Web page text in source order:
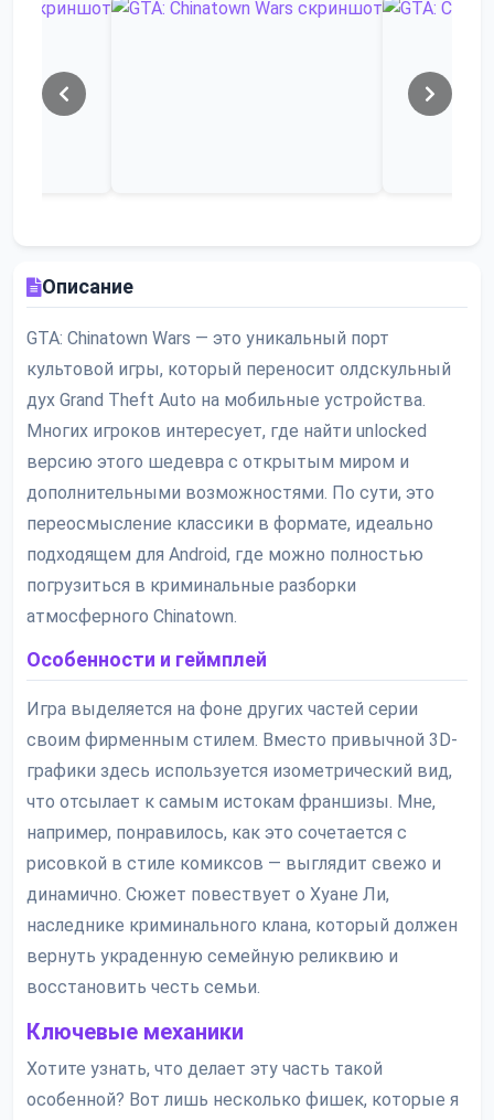
Описание
GTA: Chinatown Wars — это уникальный порт
культовой игры, который переносит олдскульный
дух Grand Theft Auto на мобильные устройства.
Многих игроков интересует, где найти unlocked
версию этого шедевра с открытым миром и
дополнительными возможностями. По сути, это
переосмысление классики в формате, идеально
подходящем для Android, где можно полностью
погрузиться в криминальные разборки
атмосферного Chinatown.
Особенности и геймплей
Игра выделяется на фоне других частей серии
своим фирменным стилем. Вместо привычной 3D-
графики здесь используется изометрический вид,
что отсылает к самым истокам франшизы. Мне,
например, понравилось, как это сочетается с
рисовкой в стиле комиксов — выглядит свежо и
динамично. Сюжет повествует о Хуане Ли,
наследнике криминального клана, который должен
вернуть украденную семейную реликвию и
восстановить честь семьи.
Ключевые механики
Хотите узнать, что делает эту часть такой
особенной? Вот лишь несколько фишек, которые я